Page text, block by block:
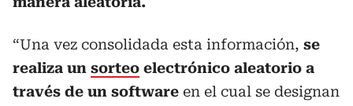
“Una vez consolidada esta información, se
realiza un sorteo electrónico aleatorio a
través de un software en el cual se designan